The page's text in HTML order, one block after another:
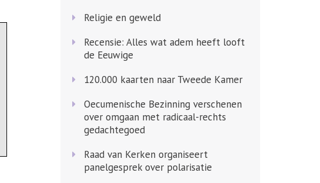
Religie en geweld
Recensie: Alles wat adem heeft looft
de Eeuwige
120.000 kaarten naar Tweede Kamer
Oecumenische Bezinning verschenen
over omgaan met radicaal-rechts
gedachtegoed
Raad van Kerken organiseert
panelgesprek over polarisatie